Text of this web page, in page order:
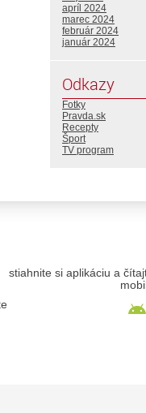
apríl 2024
marec 2024
február 2024
január 2024
Odkazy
Fotky
Pravda.sk
Recepty
Šport
TV program
stiahnite si aplikáciu a